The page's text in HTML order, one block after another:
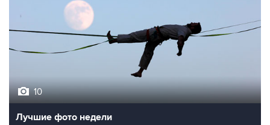
10
Лучшие фото недели